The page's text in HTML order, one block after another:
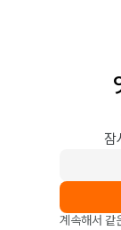
잠
계속해서 같